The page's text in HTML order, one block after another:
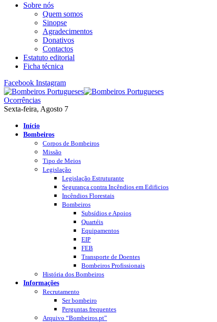
Sobre nós
Quem somos
Sinopse
Agradecimentos
Donativos
Contactos
Estatuto editorial
Ficha técnica
Facebook Instagram
Ocorrências
Sexta-feira, Agosto 7
Início
Bombeiros
Corpos de Bombeiros
Missão
Tipo de Meios
Legislação
Legislação Estruturante
Segurança contra Incêndios em Edificios
Incêndios Florestais
Bombeiros
Subsídios e Apoios
Quartéis
Equipamentos
EIP
FEB
Transporte de Doentes
Bombeiros Profissionais
História dos Bombeiros
Informações
Recrutamento
Ser bombeiro
Perguntas frequentes
Arquivo “Bombeiros.pt”